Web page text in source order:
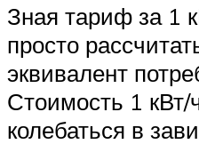
Зная тариф за 1
просто
эквивалент
Стоимость 1 кВт/
колебаться в